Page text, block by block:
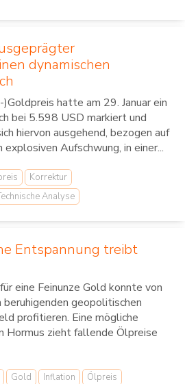
dynamischen
hatte am 29. Januar ein
bei 5.598 USD markiert und
hiervon ausgehend, bezogen auf
Aufschwung, in einer...
Korrektur
Analyse
Entspannung treibt
eine Feinunze Gold konnte von
beruhigenden geopolitischen
profitieren. Eine mögliche
Hormus zieht fallende Ölpreise
Gold Inflation
Ölpreis